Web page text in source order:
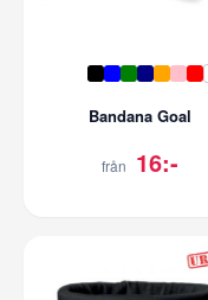
Bandana Goal
från 16:-